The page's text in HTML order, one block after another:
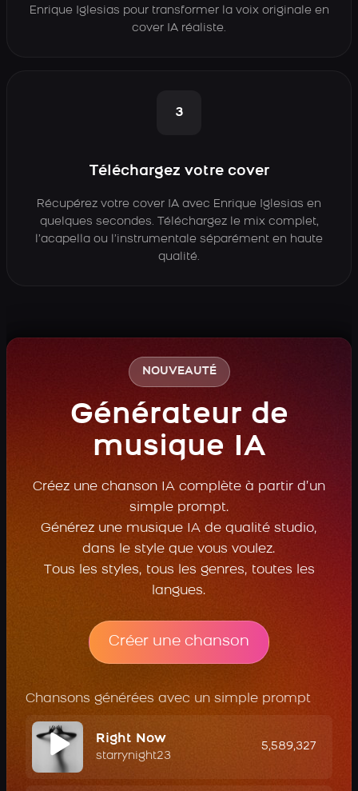
Enrique Iglesias pour transformer la voix originale en
cover IA réaliste.
3
Téléchargez votre cover
Récupérez votre cover IA avec Enrique Iglesias en
quelques secondes. Téléchargez le mix complet,
l’acapella ou l’instrumentale séparément en haute
qualité.
NOUVEAUTÉ
Générateur de
musique IA
Créez une chanson IA complète à partir d’un
simple prompt.
Générez une musique IA de qualité studio,
dans le style que vous voulez.
Tous les styles, tous les genres, toutes les
langues.
Créer une chanson
Chansons générées avec un simple prompt
Right Now
starrynight23
5,589,327